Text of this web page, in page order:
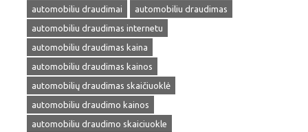
automobiliu draudimai
automobiliu draudimas
automobiliu draudimas internetu
automobiliu draudimas kaina
automobiliu draudimas kainos
automobilių draudimas skaičiuoklė
automobiliu draudimo kainos
automobiliu draudimo skaiciuokle